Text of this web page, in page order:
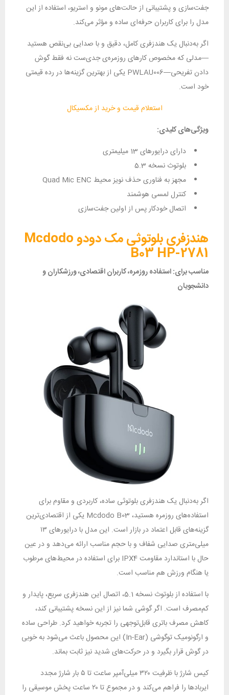
جفت‌سازی و پشتیبانی از حالت‌های مونو و استریو، استفاده از این
مدل را برای کاربران حرفه‌ای ساده و مؤثر می‌کند.
اگر به‌دنبال یک هندزفری کامل، دقیق و با صدایی بی‌نقص هستید
—مدلی که مخصوص کارهای روزمره‌ی جدی‌ست نه فقط گوش
دادن تفریحی—PWLAU006 یکی از بهترین گزینه‌ها در رده قیمتی
خود است.
استعلام قیمت و خرید از مکسیکال
ویژگی‌های کلیدی:
دارای درایورهای 13 میلیمتری
بلوتوث نسخه 5.3
مجهز به فناوری حذف نویز محیط Quad Mic ENC
کنترل لمسی هوشمند
اتصال خودکار پس از اولین جفت‌سازی
هندزفری بلوتوثی مک دودو Mcdodo
B03 HP-2781
مناسب برای: استفاده روزمره، کاربران اقتصادی، ورزشکاران و
دانشجویان
اگر به‌دنبال یک هندزفری بلوتوثی ساده، کاربردی و مقاوم برای
استفاده‌های روزمره هستید، Mcdodo B03 یکی از اقتصادی‌ترین
گزینه‌های قابل اعتماد در بازار است. این مدل با درایورهای ۱۳
میلی‌متری صدایی شفاف و با حجم مناسب ارائه می‌دهد و در عین
حال با استاندارد مقاومت IPX4 برای استفاده در محیط‌های مرطوب
یا هنگام ورزش هم مناسب است.
با استفاده از بلوتوث نسخه 5.1، اتصال این هندزفری سریع، پایدار و
کم‌مصرف است. اگر گوشی شما نیز از این نسخه پشتیبانی کند،
کاهش مصرف باتری قابل‌توجهی را تجربه خواهید کرد. طراحی ساده
و ارگونومیک توگوشی (In-Ear) این محصول باعث می‌شود به خوبی
در گوش قرار بگیرد و در حرکت‌های شدید نیز ثابت بماند.
کیس شارژ با ظرفیت ۳۲۰ میلی‌آمپر ساعت تا ۵ بار شارژ مجدد
ایربادها را فراهم می‌کند و در مجموع تا ۲۰ ساعت پخش موسیقی را